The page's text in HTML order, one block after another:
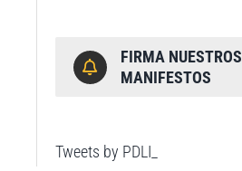
FIRMA NUESTROS
MANIFESTOS
Tweets by PDLI_